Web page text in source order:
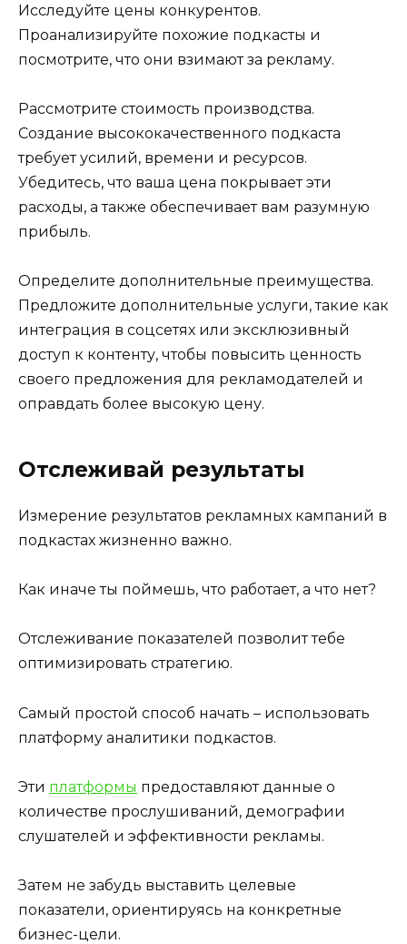
Исследуйте цены конкурентов.
Проанализируйте похожие подкасты и
посмотрите, что они взимают за рекламу.
Рассмотрите стоимость производства.
Создание высококачественного подкаста
требует усилий, времени и ресурсов.
Убедитесь, что ваша цена покрывает эти
расходы, а также обеспечивает вам разумную
прибыль.
Определите дополнительные преимущества.
Предложите дополнительные услуги, такие как
интеграция в соцсетях или эксклюзивный
доступ к контенту, чтобы повысить ценность
своего предложения для рекламодателей и
оправдать более высокую цену.
Отслеживай результаты
Измерение результатов рекламных кампаний в
подкастах жизненно важно.
Как иначе ты поймешь, что работает, а что нет?
Отслеживание показателей позволит тебе
оптимизировать стратегию.
Самый простой способ начать – использовать
платформу аналитики подкастов.
Эти платформы предоставляют данные о
количестве прослушиваний, демографии
слушателей и эффективности рекламы.
Затем не забудь выставить целевые
показатели, ориентируясь на конкретные
бизнес-цели.